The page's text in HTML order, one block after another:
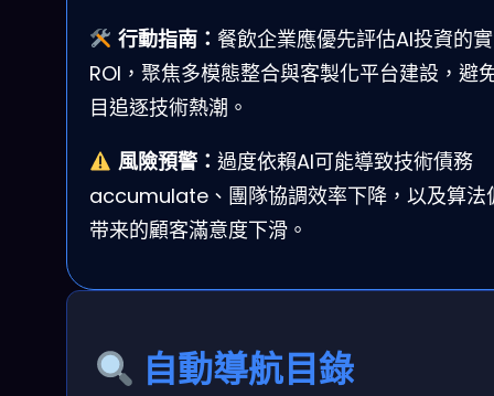
行動指南： 餐飲企業應優先評估AI投資的
ROI，聚焦多模態整合與客製化平台建設，避
目追逐技術熱潮。
風險預警： 過度依賴AI可能導致技術債務
accumulate、團隊協調效率下降，以及算法
带来的顧客滿意度下滑。
自動導航目錄